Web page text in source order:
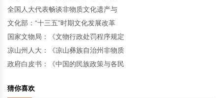
全国人大代表畅谈非物质文化遗产与
文化部：“十三五”时期文化发展改革
国家文物局：《文物行政处罚程序规定
凉山州人大：《凉山彝族自治州非物质
政府白皮书：《中国的民族政策与各民
猜你喜欢